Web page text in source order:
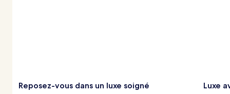
Reposez-vous dans un luxe soigné Luxe